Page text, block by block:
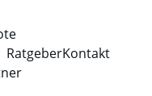
RatgeberKontakt